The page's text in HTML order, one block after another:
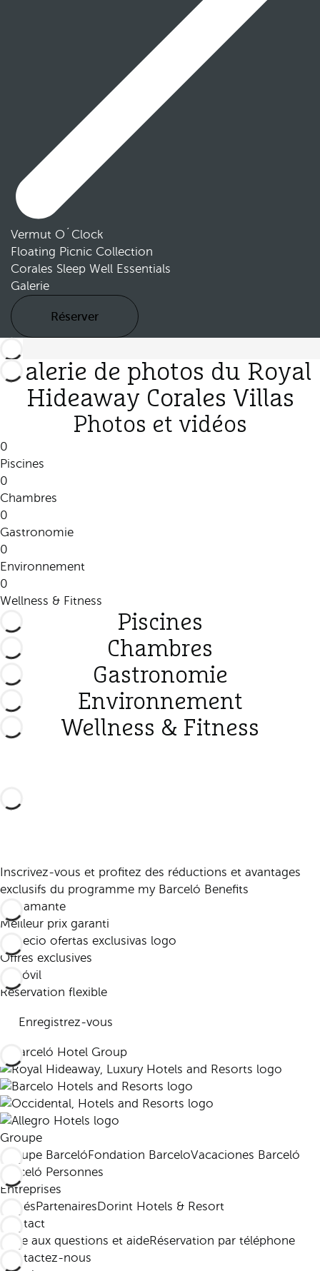
Vermut O´Clock
Floating Picnic Collection
Corales Sleep Well Essentials
Galerie
Réserver
Galerie de photos du Royal
Hideaway Corales Villas
Photos et vidéos
0
Piscines
0
Chambres
0
Gastronomie
0
Environnement
0
Wellness & Fitness
Piscines
Chambres
Gastronomie
Environnement
Wellness & Fitness
Inscrivez-vous et profitez des réductions et avantages
exclusifs du programme my Barceló Benefits
Meilleur prix garanti
Offres exclusives
Réservation flexible
Enregistrez-vous
Groupe
Groupe BarcelóFondation BarceloVacaciones Barceló
Barceló Personnes
Entreprises
AffiliésPartenairesDorint Hotels & Resort
Contact
Foire aux questions et aideRéservation par téléphone
Contactez-nous